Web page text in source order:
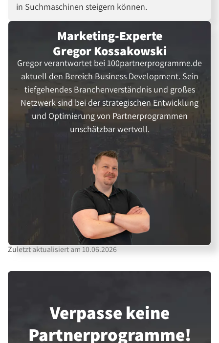
in Suchmaschinen steigern können.
Marketing-Experte
Gregor Kossakowski
Gregor verantwortet bei 100partnerprogramme.de
aktuell den Bereich Business Development. Sein
tiefgehendes Branchenverständnis und großes
Netzwerk sind bei der strategischen Entwicklung
und Optimierung von Partnerprogrammen
unschätzbar wertvoll.
Zuletzt aktualisiert am 10.06.2026
Verpasse keine
Partner­programme!